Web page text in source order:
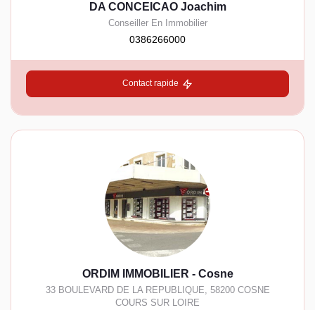
DA CONCEICAO Joachim
Conseiller En Immobilier
0386266000
Contact rapide
ORDIM IMMOBILIER - Cosne
33 BOULEVARD DE LA REPUBLIQUE 58200 COSNE
COURS SUR LOIRE